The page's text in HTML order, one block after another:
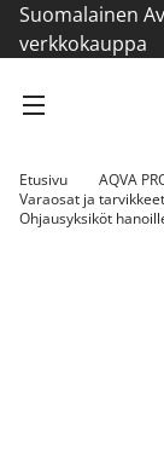
Suomalainen
verkkokauppa
Etusivu AQVA
Varaosat ja tarvikkeet
Ohjausyksiköt